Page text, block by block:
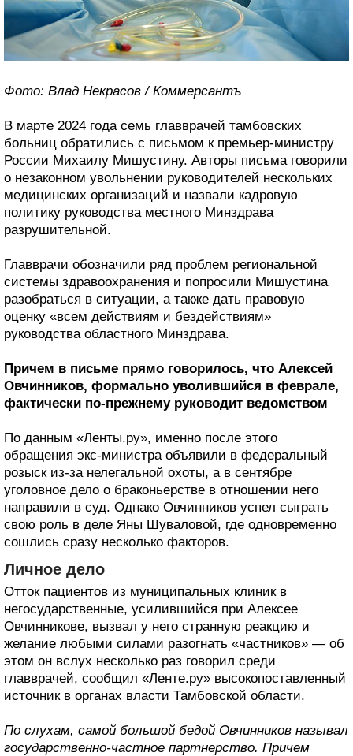
Фото: Влад Некрасов / Коммерсантъ
В марте 2024 года семь главврачей тамбовских
больниц обратились с письмом к премьер-министру
России Михаилу Мишустину. Авторы письма говорили
о незаконном увольнении руководителей нескольких
медицинских организаций и назвали кадровую
политику руководства местного Минздрава
разрушительной.
Главврачи обозначили ряд проблем региональной
системы здравоохранения и попросили Мишустина
разобраться в ситуации, а также дать правовую
оценку «всем действиям и бездействиям»
руководства областного Минздрава.
Причем в письме прямо говорилось, что Алексей
Овчинников, формально уволившийся в феврале,
фактически по-прежнему руководит ведомством
По данным «Ленты.ру», именно после этого
обращения экс-министра объявили в федеральный
розыск из-за нелегальной охоты, а в сентябре
уголовное дело о браконьерстве в отношении него
направили в суд. Однако Овчинников успел сыграть
свою роль в деле Яны Шуваловой, где одновременно
сошлись сразу несколько факторов.
Личное дело
Отток пациентов из муниципальных клиник в
негосударственные, усилившийся при Алексее
Овчинникове, вызвал у него странную реакцию и
желание любыми силами разогнать «частников» — об
этом он вслух несколько раз говорил среди
главврачей, сообщил «Ленте.ру» высокопоставленный
источник в органах власти Тамбовской области.
По слухам, самой большой бедой Овчинников называл
государственно-частное партнерство. Причем